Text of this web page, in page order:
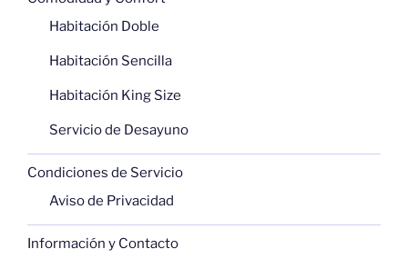
k
Habitación Doble
Habitación Sencilla
Habitación King Size
Servicio de Desayuno
Condiciones de Servicio
Aviso de Privacidad
Información y Contacto